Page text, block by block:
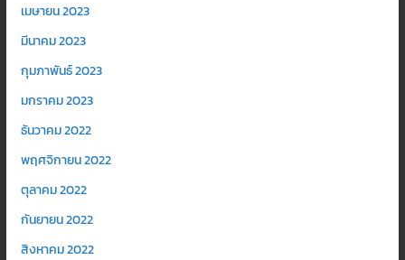
เมษายน 2023
มีนาคม 2023
กุมภาพันธ์ 2023
มกราคม 2023
ธันวาคม 2022
พฤศจิกายน 2022
ตุลาคม 2022
กันยายน 2022
สิงหาคม 2022